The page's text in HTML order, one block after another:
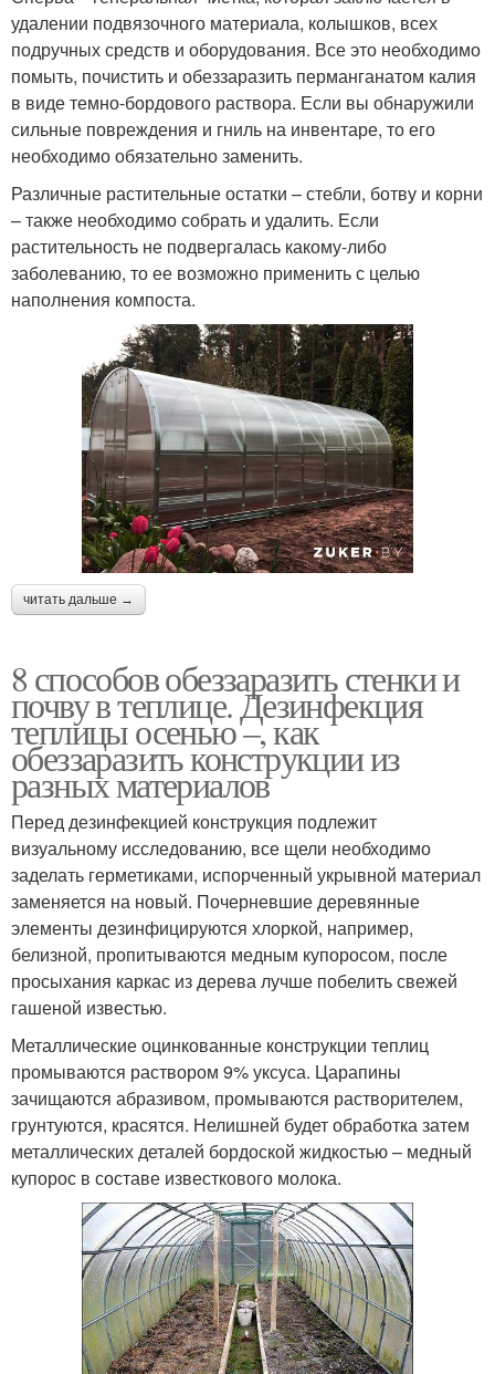
удалении подвязочного материала, колышков, всех
подручных средств и оборудования. Все это необходимо
помыть, почистить и обеззаразить перманганатом калия
в виде темно-бордового раствора. Если вы обнаружили
сильные повреждения и гниль на инвентаре, то его
необходимо обязательно заменить.
Различные растительные остатки – стебли, ботву и корни
– также необходимо собрать и удалить. Если
растительность не подвергалась какому-либо
заболеванию, то ее возможно применить с целью
наполнения компоста.
читать дальше →
8 способов обеззаразить стенки и
почву в теплице. Дезинфекция
теплицы осенью –, как
обеззаразить конструкции из
разных материалов
Перед дезинфекцией конструкция подлежит
визуальному исследованию, все щели необходимо
заделать герметиками, испорченный укрывной материал
заменяется на новый. Почерневшие деревянные
элементы дезинфицируются хлоркой, например,
белизной, пропитываются медным купоросом, после
просыхания каркас из дерева лучше побелить свежей
гашеной известью.
Металлические оцинкованные конструкции теплиц
промываются раствором 9% уксуса. Царапины
зачищаются абразивом, промываются растворителем,
грунтуются, красятся. Нелишней будет обработка затем
металлических деталей бордоской жидкостью – медный
купорос в составе известкового молока.